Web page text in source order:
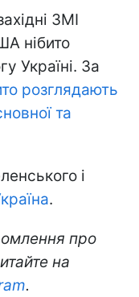
ЗМІ
нібито
Україні. За
розглядають
та
і
.
про
на
.